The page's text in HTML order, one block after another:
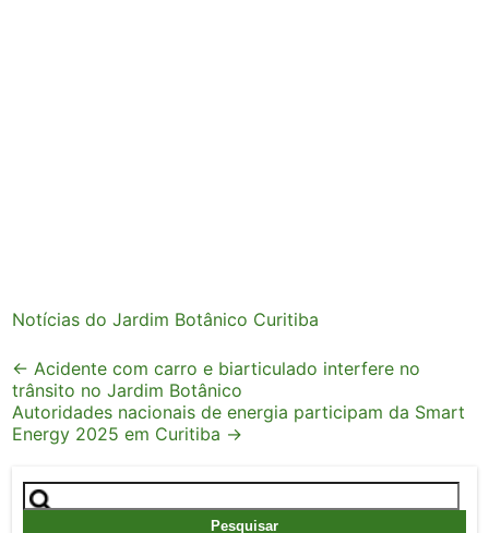
Notícias do Jardim Botânico Curitiba
Post
navigation
← Acidente com carro e biarticulado interfere no
trânsito no Jardim Botânico
Autoridades nacionais de energia participam da Smart
Energy 2025 em Curitiba →
Pesquisar
por: